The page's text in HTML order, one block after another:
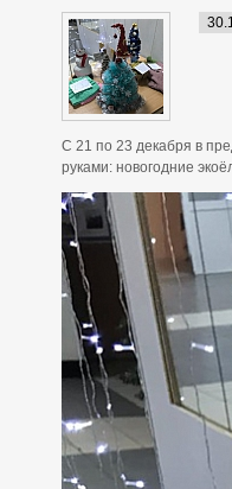
С 21 по 23 декабря в
руками: новогодние